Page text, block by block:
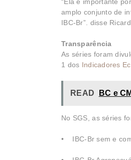
amplo conjunto de
IBC-Br”. disse
Transparência
As séries foram
1 dos Indicadores
READ BC e
No SGS, as séries
• IBC-Br sem e